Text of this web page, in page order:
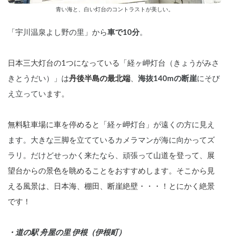
青い海と、白い灯台のコントラストが美しい。
「宇川温泉よし野の里」から車で10分。
日本三大灯台の1つになっている「 経ヶ岬灯台（きょうがみさ
きとうだい）」は丹後半島の最北端、 海抜140mの断崖にそび
え立ってい ます。
無料駐車場に車を停めると「 経ヶ岬灯台」が遠くの方に見え
ます。大きな三脚を立てているカメラマンが海に向かってズ
ラリ。だけどせっかく来たなら、頑張って 山道を登って、展
望台からの景色を眺めることをおすすめします。そこから見
える風景は、日本海、棚田、断崖絶壁・・・！とにかく絶景
です！
・道の駅 舟屋の里 伊根（伊根町）